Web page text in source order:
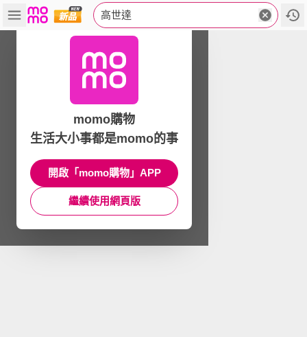
高世達
momo購物
生活大小事都是momo的事
開啟「momo購物」APP
繼續使用網頁版